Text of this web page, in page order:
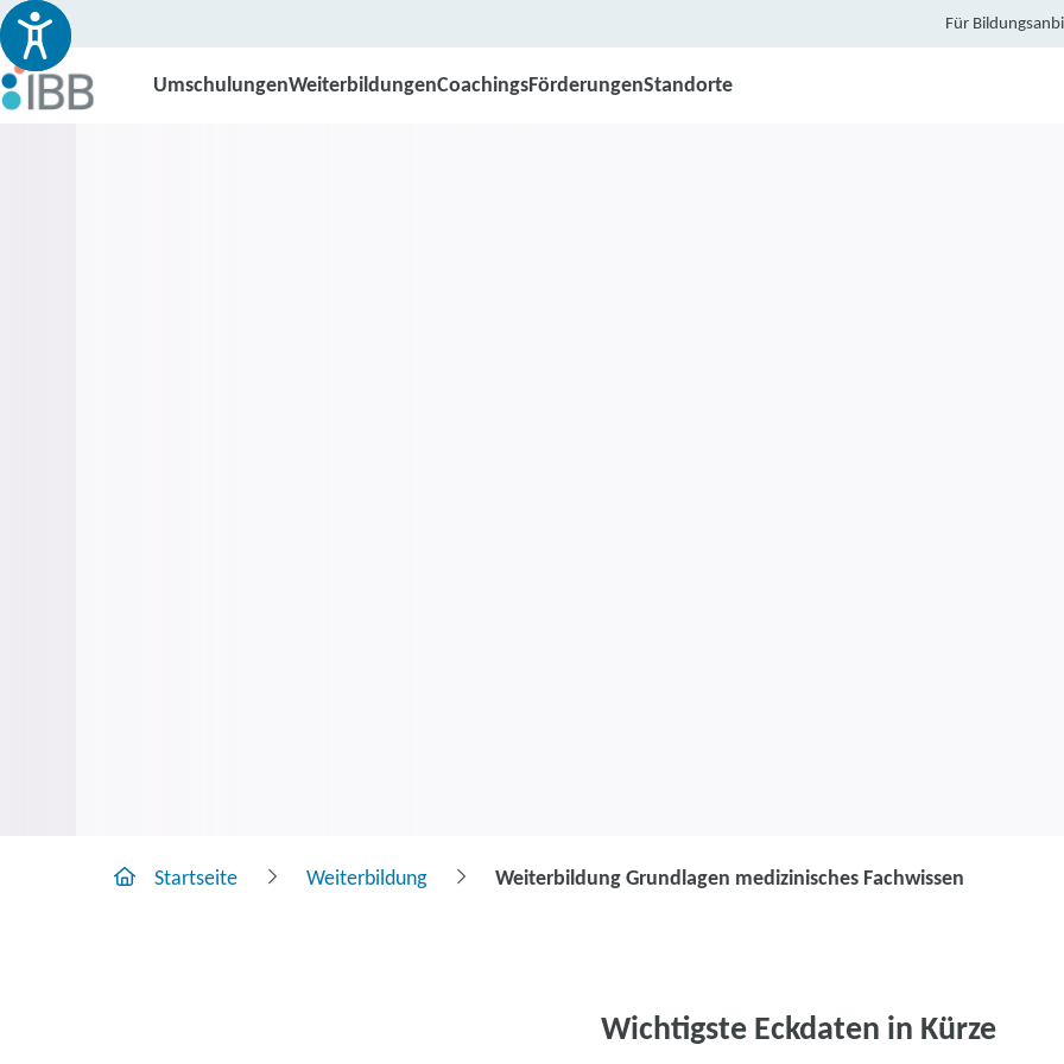
Für
UmschulungenWeiterbildungenCoachingsFörderungenStandorte
medizinisches
Startseite Weiterbildung Weiterbildung Grundlagen medizinisches Fachwissen
Wichtigste Eckdaten in Kürze